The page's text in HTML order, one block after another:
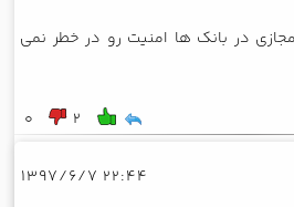
در بانک ها امنیت رو در خطر نمی
2
0
22:44 1397/6/7